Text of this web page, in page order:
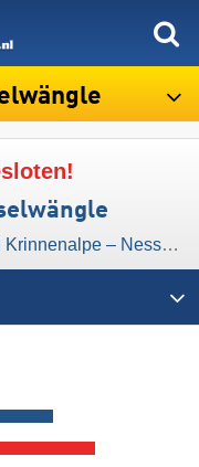
– Nesselwängle